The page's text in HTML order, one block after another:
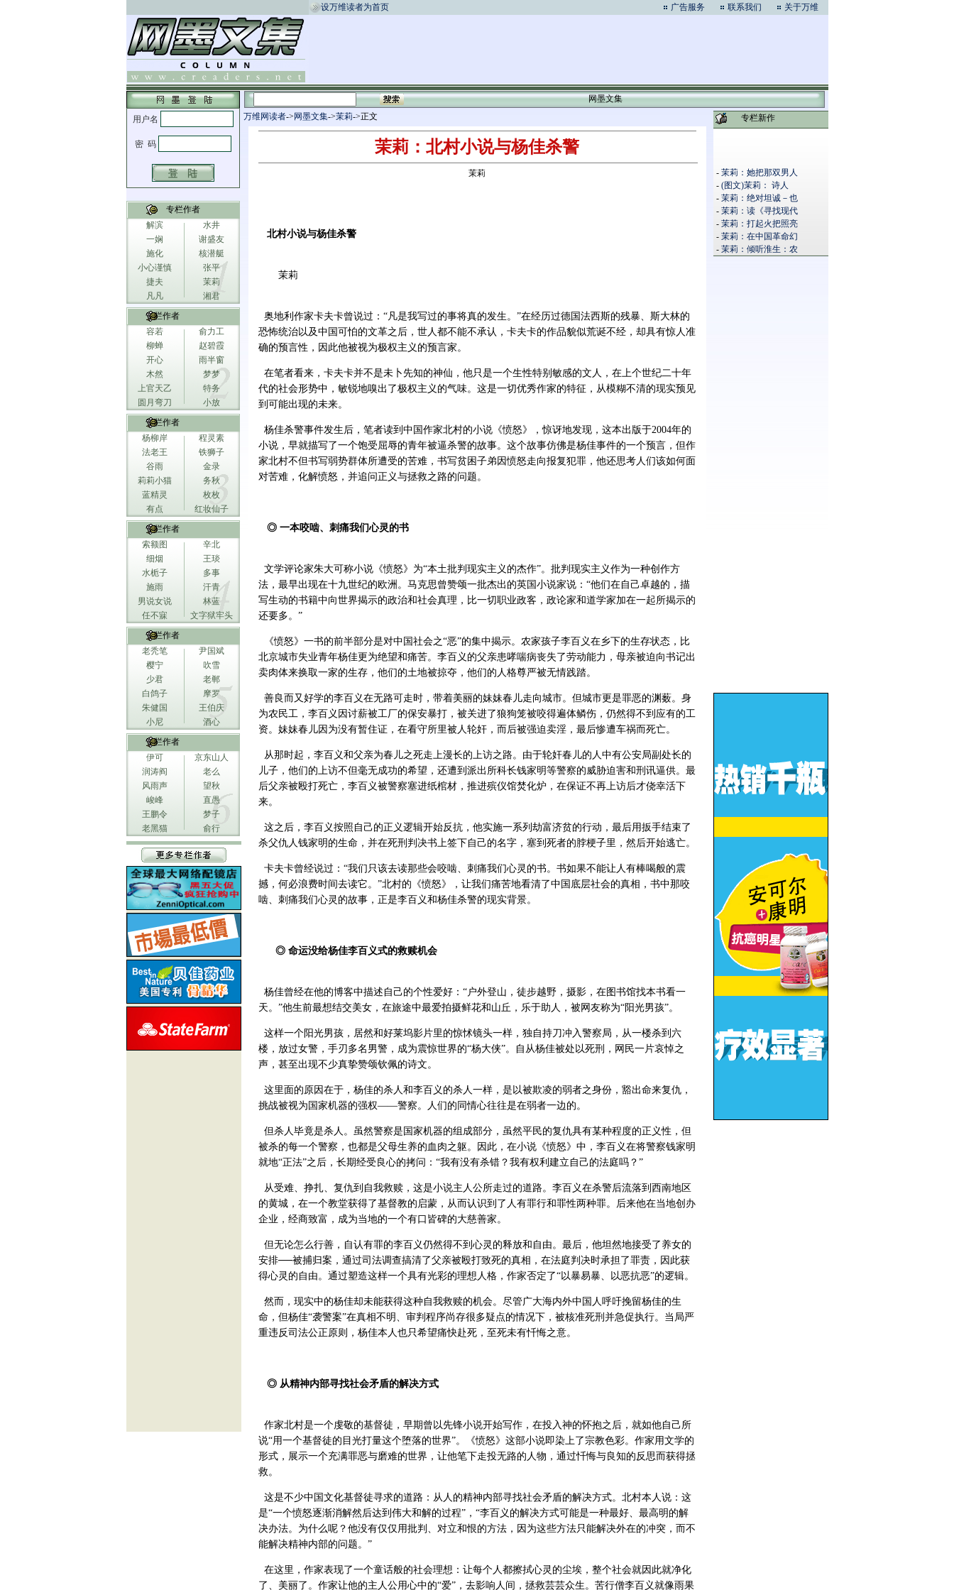
设万维读者为首页 广告服务 联系我们 关于万维
专栏作者
解滨
水井
一娴
谢盛友
施化
核潜艇
小心谨慎
张平
捷夫
茉莉
凡凡
湘君
专栏作者
容若
俞力工
柳蝉
赵碧霞
开心
雨半窗
木然
梦梦
上官天乙
特务
圆月弯刀
小放
专栏作者
杨柳岸
程灵素
法老王
铁狮子
谷雨
金录
莉莉小猫
务秋
蓝精灵
枚枚
有点
红妆仙子
专栏作者
索额图
辛北
细烟
王琰
水栀子
多事
施雨
汗青
男说女说
林蓝
任不寐
文字狱牢头
专栏作者
老秃笔
尹国斌
樱宁
吹雪
少君
老郸
白鸽子
摩罗
朱健国
王伯庆
小尼
酒心
专栏作者
伊可
京东山人
润涛阎
老么
风雨声
望秋
峻峰
直愚
王鹏令
梦子
老黑猫
俞行
网墨文集
万维网读者-> 网墨文集->茉莉->正文 专栏新作
- 茉莉：她把那双男人
- (图文)茉莉： 诗人
- 茉莉：绝对坦诚－也
- 茉莉：读《寻找现代
- 茉莉：打起火把照亮
- 茉莉：在中国革命幻
- 茉莉：倾听淮生：农
茉莉：北村小说与杨佳杀警
茉莉
北村小说与杨佳杀警
茉莉
奥地利作家卡夫卡曾说过：“凡是我写过的事将真的发生。”在经历过德国法西斯的残暴、斯大林的
恐怖统治以及中国可怕的文革之后，世人都不能不承认，卡夫卡的作品貌似荒诞不经，却具有惊人准
确的预言性，因此他被视为极权主义的预言家。
在笔者看来，卡夫卡并不是未卜先知的神仙，他只是一个生性特别敏感的文人，在上个世纪二十年
代的社会形势中，敏锐地嗅出了极权主义的气味。这是一切优秀作家的特征，从模糊不清的现实预见
到可能出现的未来。
杨佳杀警事件发生后，笔者读到中国作家北村的小说《愤怒》，惊讶地发现，这本出版于2004年的
小说，早就描写了一个饱受屈辱的青年被逼杀警的故事。这个故事仿佛是杨佳事件的一个预言，但作
家北村不但书写弱势群体所遭受的苦难，书写贫困子弟因愤怒走向报复犯罪，他还思考人们该如何面
对苦难，化解愤怒，并追问正义与拯救之路的问题。
◎ 一本咬啮、刺痛我们心灵的书
文学评论家朱大可称小说《愤怒》为“本土批判现实主义的杰作”。批判现实主义作为一种创作方
法，最早出现在十九世纪的欧洲。马克思曾赞颂一批杰出的英国小说家说：“他们在自己卓越的，描
写生动的书籍中向世界揭示的政治和社会真理，比一切职业政客，政论家和道学家加在一起所揭示的
还要多。”
《愤怒》一书的前半部分是对中国社会之“恶”的集中揭示。农家孩子李百义在乡下的生存状态，比
北京城市失业青年杨佳更为绝望和痛苦。李百义的父亲患哮喘病丧失了劳动能力，母亲被迫向书记出
卖肉体来换取一家的生存，他们的土地被掠夺，他们的人格尊严被无情践踏。
善良而又好学的李百义在无路可走时，带着美丽的妹妹春儿走向城市。但城市更是罪恶的渊薮。身
为农民工，李百义因讨薪被工厂的保安暴打，被关进了狼狗笼被咬得遍体鳞伤，仍然得不到应有的工
资。妹妹春儿因为没有暂住证，在看守所里被人轮奸，而后被强迫卖淫，最后惨遭车祸而死亡。
从那时起，李百义和父亲为春儿之死走上漫长的上访之路。由于轮奸春儿的人中有公安局副处长的
儿子，他们的上访不但毫无成功的希望，还遭到派出所科长钱家明等警察的威胁迫害和刑讯逼供。最
后父亲被殴打死亡，李百义被警察塞进纸棺材，推进殡仪馆焚化炉，在保证不再上访后才侥幸活下
来。
这之后，李百义按照自己的正义逻辑开始反抗，他实施一系列劫富济贫的行动，最后用扳手结束了
杀父仇人钱家明的生命，并在死刑判决书上签下自己的名字，塞到死者的脖梗子里，然后开始逃亡。
卡夫卡曾经说过：“我们只该去读那些会咬啮、刺痛我们心灵的书。书如果不能让人有棒喝般的震
撼，何必浪费时间去读它。”北村的《愤怒》，让我们痛苦地看清了中国底层社会的真相，书中那咬
啮、刺痛我们心灵的故事，正是李百义和杨佳杀警的现实背景。
◎ 命运没给杨佳李百义式的救赎机会
杨佳曾经在他的博客中描述自己的个性爱好：“户外登山，徒步越野，摄影，在图书馆找本书看一
天。”他生前最想结交美女，在旅途中最爱拍摄鲜花和山丘，乐于助人，被网友称为“阳光男孩”。
这样一个阳光男孩，居然和好莱坞影片里的惊怵镜头一样，独自持刀冲入警察局，从一楼杀到六
楼，放过女警，手刃多名男警，成为震惊世界的“杨大侠”。自从杨佳被处以死刑，网民一片哀悼之
声，甚至出现不少真挚赞颂钦佩的诗文。
这里面的原因在于，杨佳的杀人和李百义的杀人一样，是以被欺凌的弱者之身份，豁出命来复仇，
挑战被视为国家机器的强权——警察。人们的同情心往往是在弱者一边的。
但杀人毕竟是杀人。虽然警察是国家机器的组成部分，虽然平民的复仇具有某种程度的正义性，但
被杀的每一个警察，也都是父母生养的血肉之躯。因此，在小说《愤怒》中，李百义在将警察钱家明
就地“正法”之后，长期经受良心的拷问：“我有没有杀错？我有权利建立自己的法庭吗？”
从受难、挣扎、复仇到自我救赎，这是小说主人公所走过的道路。李百义在杀警后流落到西南地区
的黄城，在一个教堂获得了基督教的启蒙，从而认识到了人有罪行和罪性两种罪。后来他在当地创办
企业，经商致富，成为当地的一个有口皆碑的大慈善家。
但无论怎么行善，自认有罪的李百义仍然得不到心灵的释放和自由。最后，他坦然地接受了养女的
安排──被捕归案，通过司法调查搞清了父亲被殴打致死的真相，在法庭判决时承担了罪责，因此获
得心灵的自由。通过塑造这样一个具有光彩的理想人格，作家否定了“以暴易暴、以恶抗恶”的逻辑。
然而，现实中的杨佳却未能获得这种自我救赎的机会。尽管广大海内外中国人呼吁挽留杨佳的生
命，但杨佳“袭警案”在真相不明、审判程序尚存很多疑点的情况下，被核准死刑并急促执行。当局严
重违反司法公正原则，杨佳本人也只希望痛快赴死，至死未有忏悔之意。
◎ 从精神内部寻找社会矛盾的解决方式
作家北村是一个虔敬的基督徒，早期曾以先锋小说开始写作，在投入神的怀抱之后，就如他自己所
说“用一个基督徒的目光打量这个堕落的世界”。《愤怒》这部小说即染上了宗教色彩。作家用文学的
形式，展示一个充满罪恶与磨难的世界，让他笔下走投无路的人物，通过忏悔与良知的反思而获得拯
救。
这是不少中国文化基督徒寻求的道路：从人的精神内部寻找社会矛盾的解决方式。北村本人说：这
是“一个愤怒逐渐消解然后达到伟大和解的过程”，“李百义的解决方式可能是一种最好、最高明的解
决办法。为什么呢？他没有仅仅用批判、对立和恨的方法，因为这些方法只能解决外在的冲突，而不
能解决精神内部的问题。”
在这里，作家表现了一个童话般的社会理想：让每个人都擦拭心灵的尘埃，整个社会就因此就净化
了、美丽了。作家让他的主人公用心中的“爱”，去影响人间，拯救芸芸众生。苦行僧李百义就像雨果